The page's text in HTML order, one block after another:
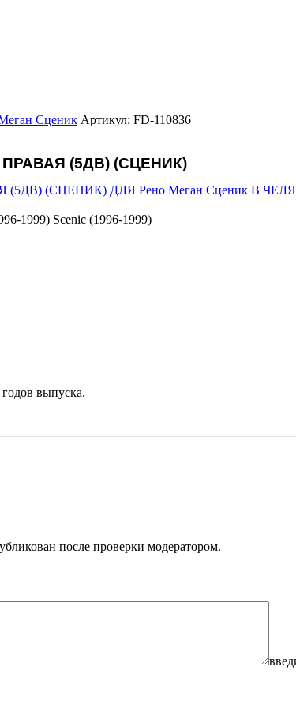
Сценик Артикул: FD-110836
(5ДВ) (СЦЕНИК)
1999) Scenic (1996-1999)
годов выпуска.
после проверки модератором.